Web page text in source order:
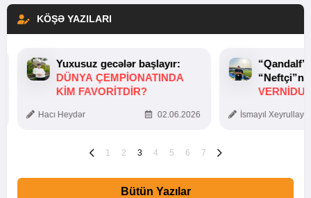
KÖŞƏ YAZILARI
Yuxusuz gecələr başlayır:
DÜNYA ÇEMPIONATINDA
KIM FAVORITDIR?
Hacı Heydər 02.06.2026 İsmayıl
1 2 3 4 5 6 7
Bütün Yazılar